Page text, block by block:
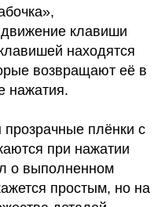
клавиши
находятся
возвращают её в
нажатия.
плёнки с
при нажатии
о выполненном
простым, но на